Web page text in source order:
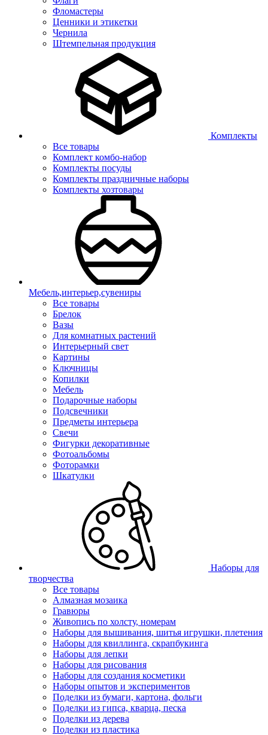
Фломастеры
Ценники и этикетки
Чернила
Штемпельная продукция
Комплекты
Все товары
Комплект комбо-набор
Комплекты посуды
Комплекты праздничные наборы
Комплекты хозтовары
Мебель,интерьер,сувениры
Все товары
Брелок
Вазы
Для комнатных растений
Интерьерный свет
Картины
Ключницы
Копилки
Мебель
Подарочные наборы
Подсвечники
Предметы интерьера
Свечи
Фигурки декоративные
Фотоальбомы
Фоторамки
Шкатулки
Наборы для
творчества
Все товары
Алмазная мозаика
Гравюры
Живопись по холсту, номерам
Наборы для вышивания, шитья игрушки, плетения
Наборы для квиллинга, скрапбукинга
Наборы для лепки
Наборы для рисования
Наборы для создания косметики
Наборы опытов и экспериментов
Поделки из бумаги, картона, фольги
Поделки из гипса, кварца, песка
Поделки из дерева
Поделки из пластика